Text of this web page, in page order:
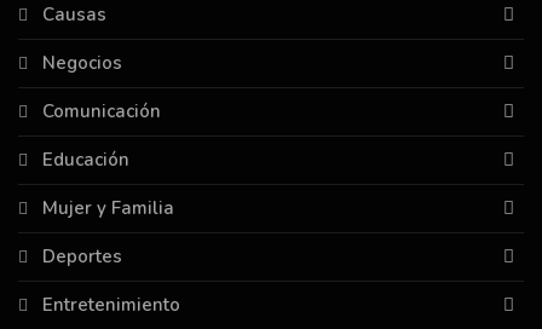
Causas
Negocios
Comunicación
Educación
Mujer y Familia
Deportes
Entretenimiento